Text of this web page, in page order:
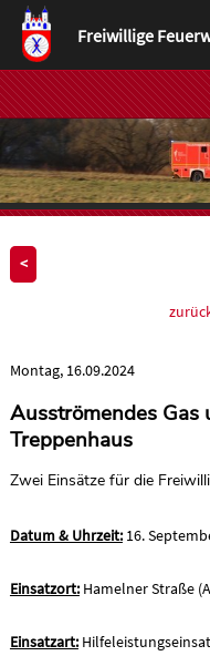
<
Montag, 16.09.2024
Ausströmendes Gas
Treppenhaus
Zwei Einsätze für die
Datum & Uhrzeit:16.
Einsatzort:Hamelner Straße
Einsatzart:
Freiwillige